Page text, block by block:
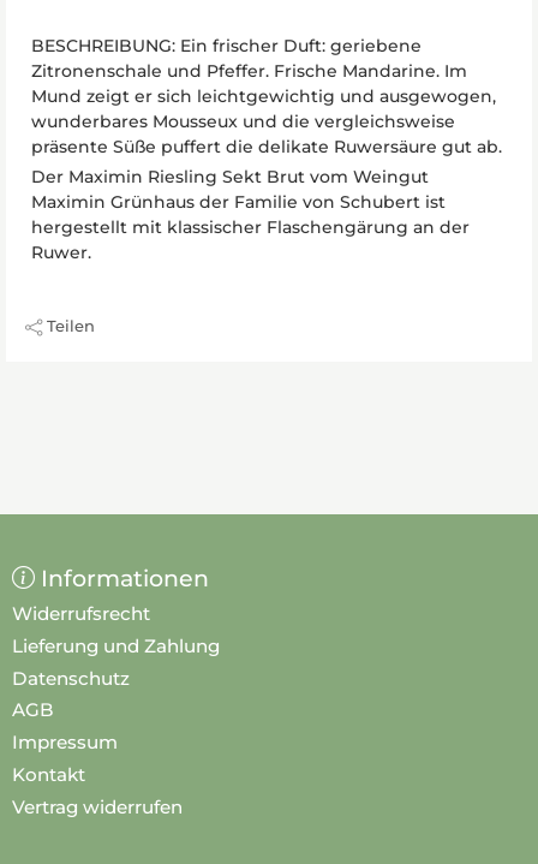
BESCHREIBUNG: Ein frischer Duft: geriebene
Zitronenschale und Pfeffer. Frische Mandarine. Im
Mund zeigt er sich leichtgewichtig und ausgewogen,
wunderbares Mousseux und die vergleichsweise
präsente Süße puffert die delikate Ruwersäure gut ab.
Der Maximin Riesling Sekt Brut vom Weingut
Maximin Grünhaus der Familie von Schubert ist
hergestellt mit klassischer Flaschengärung an der
Ruwer.
Teilen
Informationen
Widerrufsrecht
Lieferung und Zahlung
Datenschutz
AGB
Impressum
Kontakt
Vertrag widerrufen